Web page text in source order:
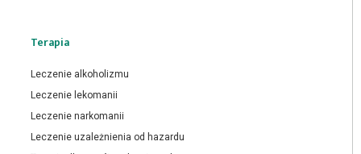
Terapia
Leczenie alkoholizmu
Leczenie lekomanii
Leczenie narkomanii
Leczenie uzależnienia od hazardu